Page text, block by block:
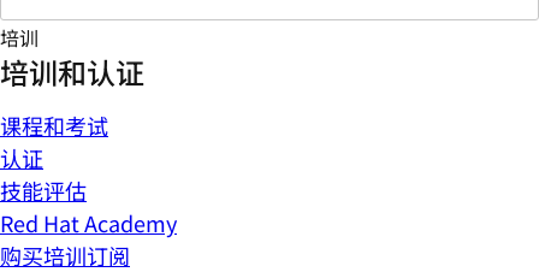
培训
培训和认证
课程和考试
认证
技能评估
Red Hat Academy
购买培训订阅